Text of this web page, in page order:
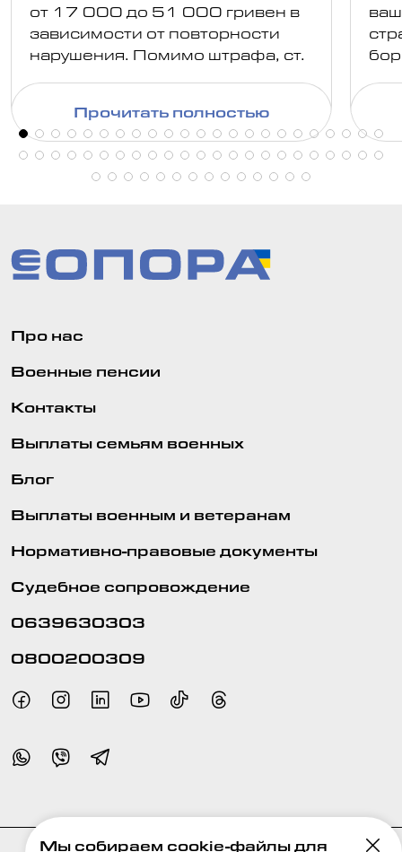
от 17 000 до 51 000 гривен в
зависимости от повторности
нарушения. Помимо штрафа, ст.
управления транспортными
средствами, а в отдельных
случаях — конфискацию
автомобиля или
Прочитать полностью
Про нас
Военные пенсии
Контакты
Выплаты семьям военных
Блог
Выплаты военным и ветеранам
Нормативно-правовые документы
Судебное сопровождение
0639630303
0800200309
Мы собираем cookie-файлы для